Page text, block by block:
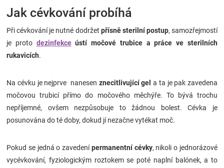
Jak cévkování probíhá
Při cévkování je nutné dodržet přísně sterilní postup, samozřejmostí
je proto dezinfekceústí močové trubice a práce ve sterilních
rukavicích.
Na cévku je nejprve nanesen znecitlivující gel a ta je pak zavedena
močovou trubicí přímo do močového měchýře. To bývá trochu
nepříjemné, ovšem nezpůsobuje to žádnou bolest. Cévka je
posunována do té doby, dokud jí nezačne vytékat moč.
Pokud se jedná o zavedenípermanentní cévky, nikoli o jednorázové
vycévkování, fyziologickým roztokem se poté naplní balónek, a to